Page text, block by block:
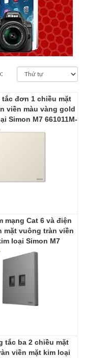
tắc đơn 1 chiều mặt
viền màu vàng gold
Simon M7 661011M-
mạng Cat 6 và điện
mặt vuông tràn viền
loại Simon M7
665229M-2B
665229M-2B
tắc ba 2 chiều mặt
viền mặt kim loại